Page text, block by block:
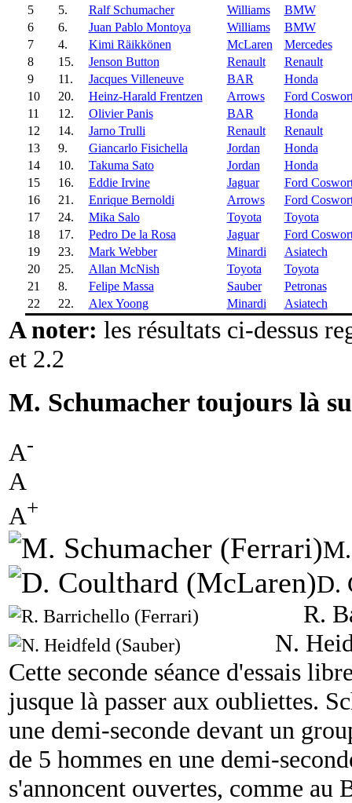
5
5. Ralf Schumacher Williams
BMW
6
6. Juan Pablo Montoya Williams
BMW
7
4. Kimi Räikkönen McLaren
Mercedes
8
15. Jenson Button Renault
Renault
9
11. Jacques Villeneuve BAR
Honda
10
20. Heinz-Harald Frentzen Arrows
Ford
11
12. Olivier Panis BAR
Honda
12
14. Jarno Trulli Renault
Renault
13
9. Giancarlo Fisichella Jordan
Honda
14
10. Takuma Sato Jordan
Honda
15
16. Eddie Irvine Jaguar
Ford
16
21. Enrique Bernoldi Arrows
Ford
17
24. Mika Salo Toyota
Toyota
18
17. Pedro De la Rosa Jaguar
Ford
19
23. Mark Webber Minardi
Asiatech
20
25. Allan McNish Toyota
Toyota
21
8. Felipe Massa Sauber
Petronas
22
22. Alex Yoong Minardi Asiatech
A noter: les résultats ci-dessus
et 2.2
M. Schumacher toujours là
A-
A
A+
D.
R.
N.
Cette seconde séance d'essais
jusque là passer aux oubliettes.
une demi-seconde devant un
de 5 hommes en une demi-
s'annoncent ouvertes, comme au